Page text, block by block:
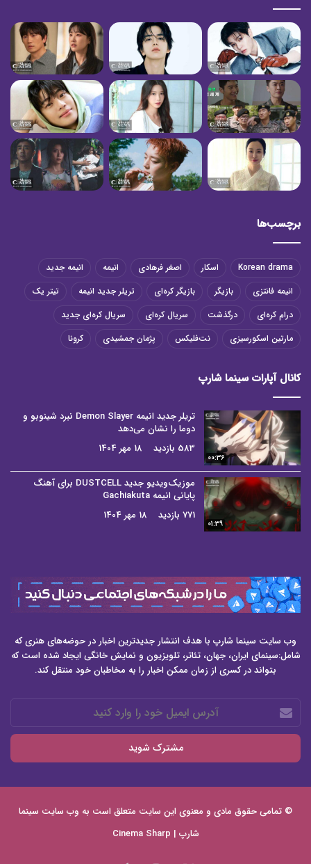
برچسب‌ها
Korean drama اسکار اصغر فرهادی انیمه
انیمه جدید
انیمه فانتزی
بازیگر بازیگر کره‌ای تریلر جدید انیمه
تیتر یک
درام کره‌ای
درگذشت سریال کره‌ای
سریال کره‌ای جدید
مارتین اسکورسیزی
نت‌فلیکس پژمان جمشیدی کرونا
کانال آپارات سینما شارپ
00:36
تریلر جدید انیمه Demon Slayer نبرد شینوبو و
دوما را نشان می‌دهد
583 بازدید
18 مهر 1404
01:39
موزیک‌ویدیو جدید DUSTCELL برای آهنگ
پایانی انیمه Gachiakuta
771 بازدید
18 مهر 1404
وب سایت سینما شارپ با هدف انتشار جدیدترین اخبار در حوضه‌های هنری که
شامل:سینمای ایران، جهان، تئاتر، تلویزیون و نمایش خانگی ایجاد شده است که
بتواند در کسری از زمان ممکن اخبار را به مخاطبان خود منتقل کند.
آدرس
ایمیل
خود
وارد
© تمامی حقوق مادی و معنوی این سایت متعلق است به وب سایت سینما
شارپ | Cinema Sharp